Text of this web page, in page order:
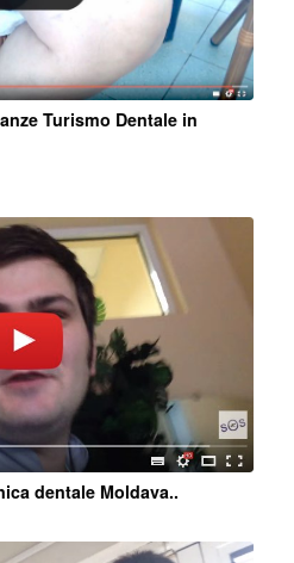
Turismo Dentale in
dentale Moldava..